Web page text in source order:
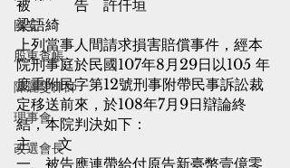
國安
股東查帳
陳麗雯律師
理事會
改選會長
被　　　告　許仟垣
梁語綺
上列當事人間請求損害賠償事件，經本
院刑事庭於民國107年8月29日以105 年
度重附民字第12號刑事附帶民事訴訟裁
定移送前來，於108年7月9日辯論終
結，本院判決如下：
主      文
一、被告應連帶給付原告新臺幣壹億零